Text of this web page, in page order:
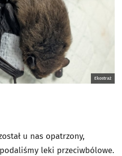
Ekostraż
u nas opatrzony,
leki przeciwbólowe.